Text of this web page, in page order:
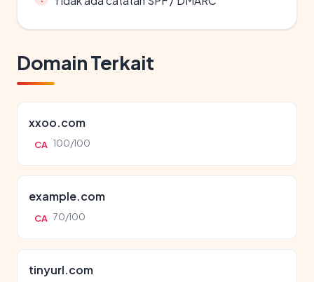
Domain Terkait
xxoo.com
CA 100/100
example.com
CA 70/100
tinyurl.com